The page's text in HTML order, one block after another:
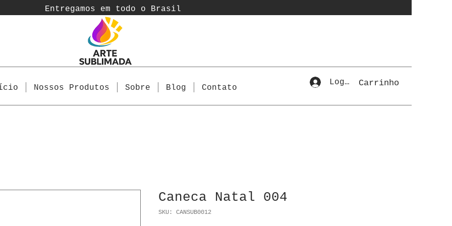
Entregamos em todo o Brasil
Nossos Produtos Sobre Blog Contato
Login Carrinho
Caneca Natal 004
SKU: CANSUB0012